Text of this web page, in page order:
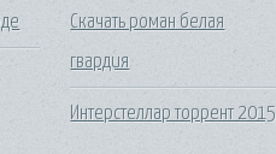
Скачать роман белая
гвардия
Интерстеллар торрент 2015